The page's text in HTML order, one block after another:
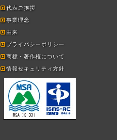
代表ご挨拶
事業理念
由来
プライバシーポリシー
商標・著作権について
情報セキュリティ方針